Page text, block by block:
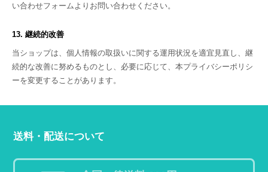
い合わせフォームよりお問い合わせください。
13. 継続的改善
当ショップは、個人情報の取扱いに関する運用状況を適宜見直し、継
続的な改善に努めるものとし、必要に応じて、本プライバシーポリシ
ーを変更することがあります。
送料・配送について